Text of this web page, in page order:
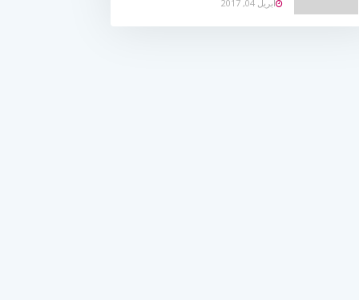
أبريل 04, 2017